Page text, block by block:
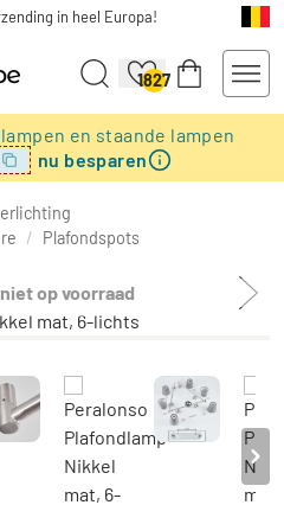
in heel Europa!
1827
en staande lampen
nu besparen
/ Plafondspots
op voorraad